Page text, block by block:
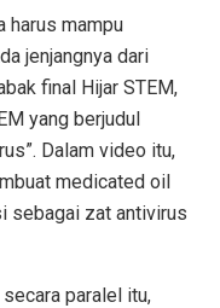
harus mampu
jenjangnya dari
final Hijar STEM,
yang berjudul
Dalam video itu,
medicated oil
sebagai zat antivirus
paralel itu,